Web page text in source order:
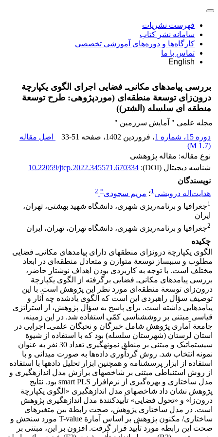
فهرست نشریات
سامانه نشر کتاب
کارگاه‌ها و دوره‌های آموزشی تخصصی
تماس با ما
English
بررسی پیامدهای مکانی‌ـ فضایی اجرای الگوی یکپارچة
درون‌زای توسعة منطقه‌ای (موردپژوهی: طرح توسعة
منطقه ‏ای سلسله (الشتر))
مجله علمی " آمایش سرزمین "
دوره 15، شماره 1
، فروردین 1402 ، صفحه 33-51
اصل مقاله
(
1.7 M
)
نوع مقاله: مقاله پژوهشی
شناسه دیجیتال (DOI):
10.22059/jtcp.2022.345571.670334
نویسندگان
هدایت‌اله درویشی1؛ مریم سجودی*
2
1جغرافیا و برنامه‌ریزی شهری، دانشگاه شهید بهشتی، تهران،
ایران
2جغرافیا و برنامه‌ریزی شهری، دانشگاه تهران، تهران، ایران
چکیده
الگوی یکپارچة درون‏زای منطقه‏ای دارای پیامدهای مکانی‌ـ فضایی
مطلوب و سبب‏ساز توسعة متوازن و متعادل منطقه‌ای در ابعاد
مختلف است. با توجه به کاربردی بودن اهداف نوشتار حاضر،
بررسی پیامدهای مکانی‌ـ فضایی برگرفته از الگوی یکپارچة
درون‌زای توسعة منطقه‌ای مورد نظر این پژوهش است. با این
توصیف سؤال راهبردی این است که الگوی یادشده چه آثار و
پیامدهایی داشته است. برای پاسخ به سؤال پژوهش، از استراتژی
قیاسی مبتنی بر روش‏شناسی کمّی ‏استفاده شد. در ‏این زمینه،
جامعة آماری پژوهش شامل خبرگان و نخبگان علمی‌ـ اجرایی در
استان لرستان (شهرستان سلسله) بود که با استفاده از شیوة
سیستماتیک و مبتنی بر منطق نمونه‏گیری تعداد 30 نفر به عنوان
نمونه انتخاب شد. روش گردآوری داده‌ها به صورت میدانی و با
استفاده از ابزار پرسشنامه و همچنین ابزار تحلیل داده‏ها با استفاده
از روش استنباطی مبتنی بر شاخص‏های برازش مدل اندازه‏گیری و
مدل ساختاری و بهره‌گیری از نرم‌افزار smart PLS بود. نتایج
پژوهش نشان داد شاخص‏های مدل اندازه‏گیری «الگوی یکپارچة
درون‌زا» و «تحول فضایی» تأییدکنندة مدل اندازه‏گیری پژوهش
است. در مدل ساختاری پژوهش، صحت رابطة بین متغیرهای
ساختاری/ مکنون پژوهش بر اساس آمارة T-value مورد سنجش و
صحت این رابطه مورد تأیید قرار گرفت. افزون بر این، مبتنی بر